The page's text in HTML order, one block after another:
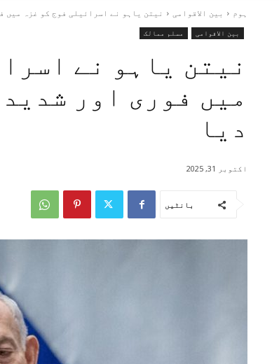
ہوم بین الاقوامی نیتن یاہو نے اسرائیلی فوج کو غزہ میں
بین الاقوامی مسلم ممالک
نیتن یاہو نے
میں فوری اور
دیا
اکتوبر 31, 2025
بانٹیں